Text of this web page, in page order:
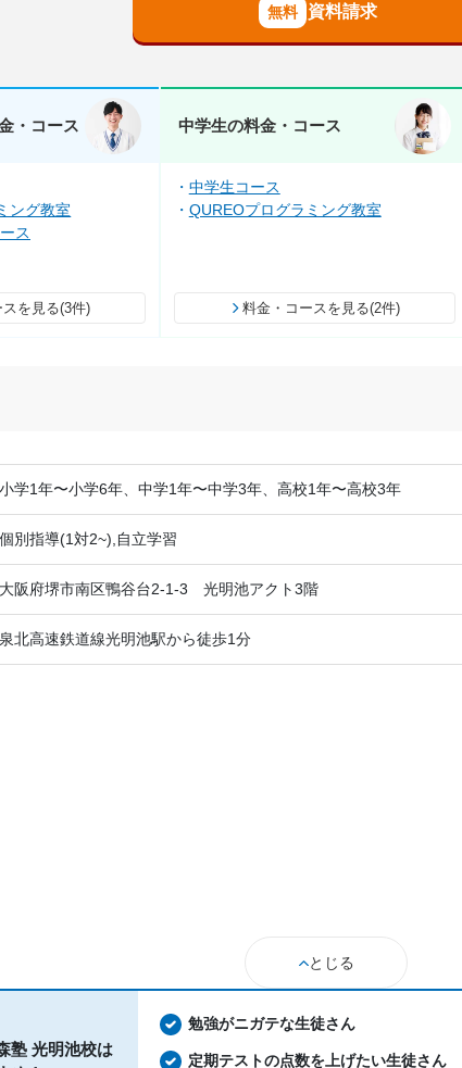
資料請求
・コース
ング教室
ス
を見る(3件)
中学生の料金・コース
中学生コース
QUREOプログラミング教室
料金・コースを見る(2件)
小学1年〜小学6年、中学1年〜中学3年、高校1年〜高校3年
個別指導(1対2~),自立学習
大阪府堺市南区鴨谷台2-1-3 光明池アクト3階
泉北高速鉄道線光明池駅から徒歩1分
とじる
塾 光明池校は
勉強がニガテな生徒さん
定期テストの点数を上げたい生徒さん